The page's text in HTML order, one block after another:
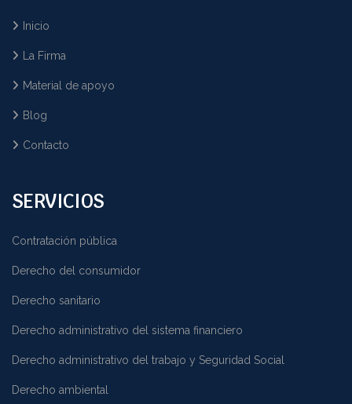
Inicio
La Firma
Material de apoyo
Blog
Contacto
SERVICIOS
Contratación pública
Derecho del consumidor
Derecho sanitario
Derecho administrativo del sistema financiero
Derecho administrativo del trabajo y Seguridad Social
Derecho ambiental